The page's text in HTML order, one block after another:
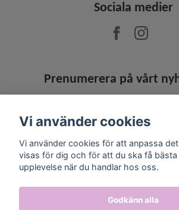
Sociala medier
Prenumerera på vårt
Vi använder cookies
Vi använder cookies för att anpassa
visas för dig och för att du ska få bästa
upplevelse när du handlar hos oss.
Godkänn alla